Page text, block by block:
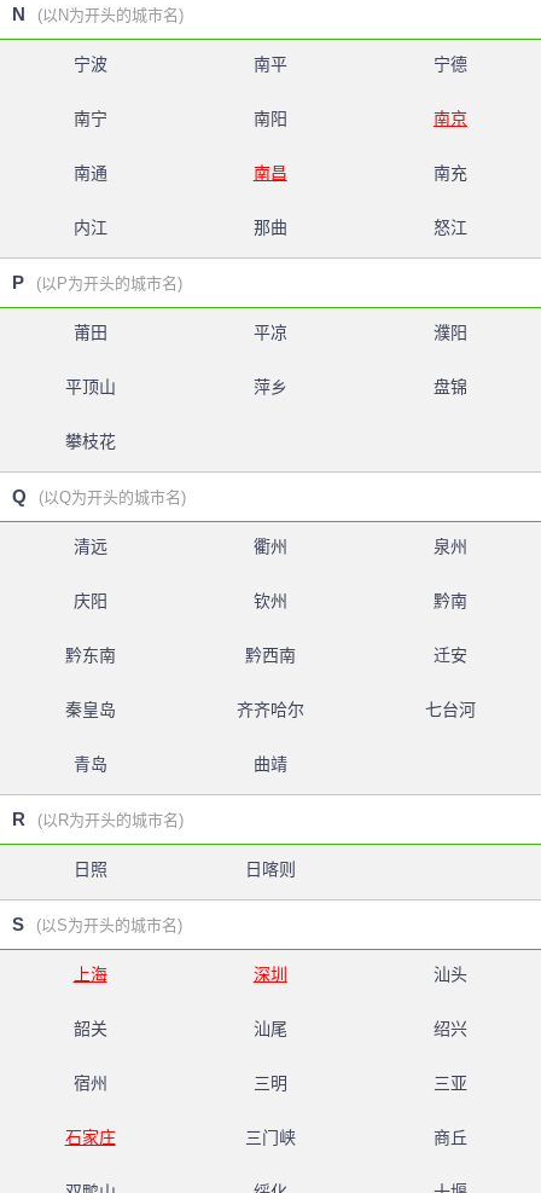
N (以N为开头的城市名)
宁波 南平 宁德
南宁 南阳 南京
南通 南昌 南充
内江 那曲 怒江
P (以P为开头的城市名)
莆田 平凉 濮阳
平顶山 萍乡 盘锦
攀枝花
Q (以Q为开头的城市名)
清远 衢州 泉州
庆阳 钦州 黔南
黔东南 黔西南 迁安
秦皇岛 齐齐哈尔 七台河
青岛 曲靖
R (以R为开头的城市名)
日照 日喀则
S (以S为开头的城市名)
上海 深圳 汕头
韶关 汕尾 绍兴
宿州 三明 三亚
石家庄 三门峡 商丘